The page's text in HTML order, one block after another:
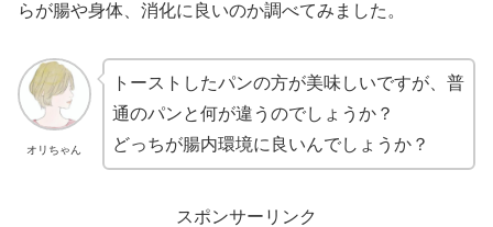
らが腸や身体、消化に良いのか調べてみました。
オリちゃん
トーストしたパンの方が美味しいですが、普
通のパンと何が違うのでしょうか？
どっちが腸内環境に良いんでしょうか？
スポンサーリンク